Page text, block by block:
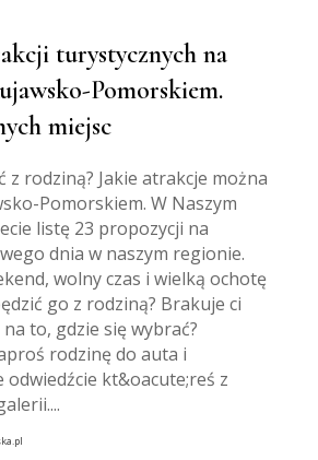
turystycznych na
Pomorskiem.
miejsc
z rodziną? Jakie atrakcje można
Pomorskiem. W Naszym
listę 23 propozycji na
dnia w naszym regionie.
wolny czas i wielką ochotę
go z rodziną? Brakuje ci
to, gdzie się wybrać?
rodzinę do auta i
odwiedźcie kt&oacute;reś z